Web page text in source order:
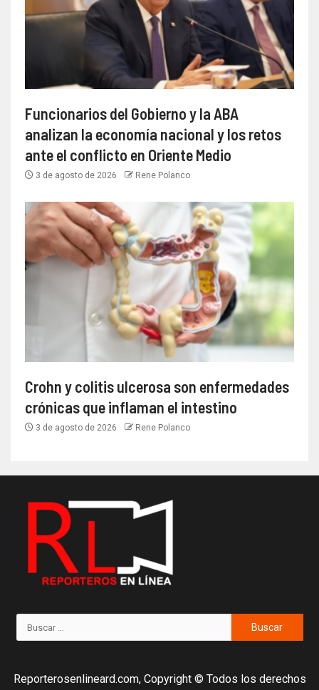
Funcionarios del Gobierno y la ABA
analizan la economía nacional y los retos
ante el conflicto en Oriente Medio
3 de agosto de 2026 Rene Polanco
Crohn y colitis ulcerosa son enfermedades
crónicas que inflaman el intestino
3 de agosto de 2026 Rene Polanco
Reporterosenlineard.com, Copyright © Todos los derechos